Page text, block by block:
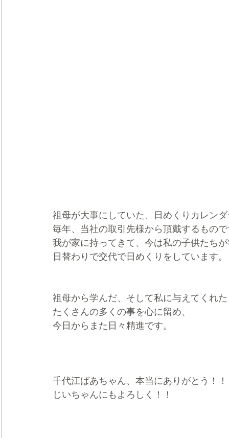
祖母が大事にしていた、日めくりカレン
毎年、当社の取引先様から頂戴するもの
我が家に持ってきて、今は私の子供たち
日替わりで交代で日めくりをしています。
祖母から学んだ、そして私に与えてくれた
たくさんの多くの事を心に留め、
今日からまた日々精進です。
千代江ばあちゃん、本当にありがとう！！
じいちゃんにもよろしく！！